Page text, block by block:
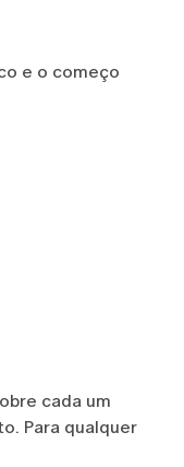
e o começo
cada um
Para qualquer